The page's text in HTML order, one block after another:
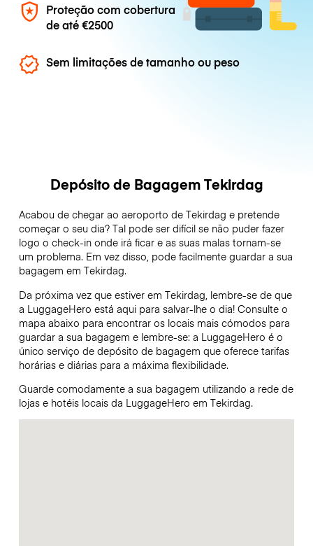
Proteção com cobertura
de até€2500
Sem limitações de tamanho ou peso
Depósito de Bagagem Tekirdag
Acabou de chegar ao aeroporto de Tekirdag e pretende
começar o seu dia? Tal pode ser difícil se não puder fazer
logo o check-in onde irá ficar e as suas malas tornam-se
um problema. Em vez disso, pode facilmente guardar a sua
bagagem em Tekirdag.
Da próxima vez que estiver em Tekirdag, lembre-se de que
a LuggageHero está aqui para salvar-lhe o dia! Consulte o
mapa abaixo para encontrar os locais mais cómodos para
guardar a sua bagagem e lembre-se: a LuggageHero é o
único serviço de depósito de bagagem que oferece tarifas
horárias e diárias para a máxima flexibilidade.
Guarde comodamente a sua bagagem utilizando a rede de
lojas e hotéis locais da LuggageHero em Tekirdag.